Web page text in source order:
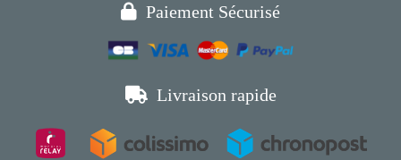
 Paiement Sécurisé
 Livraison rapide